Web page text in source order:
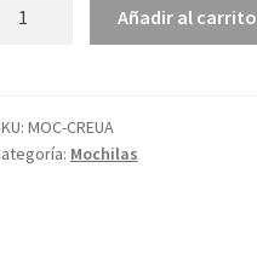
Añadir al carrito
MOC-CREUA
Mochilas